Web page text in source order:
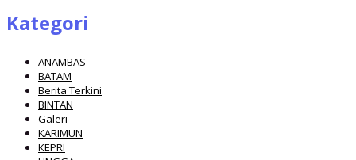
Kategori
ANAMBAS
BATAM
Berita Terkini
BINTAN
Galeri
KARIMUN
KEPRI